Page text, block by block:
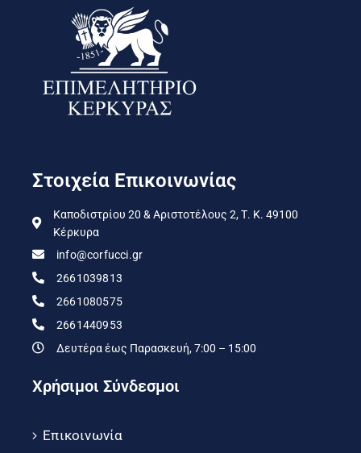
Στοιχεία Επικοινωνίας
Καποδιστρίου 20 & Αριστοτέλους 2, Τ. Κ. 49100
Κέρκυρα
info@corfucci.gr
2661039813
2661080575
2661440953
Δευτέρα έως Παρασκευή, 7:00 – 15:00
Χρήσιμοι Σύνδεσμοι
Επικοινωνία